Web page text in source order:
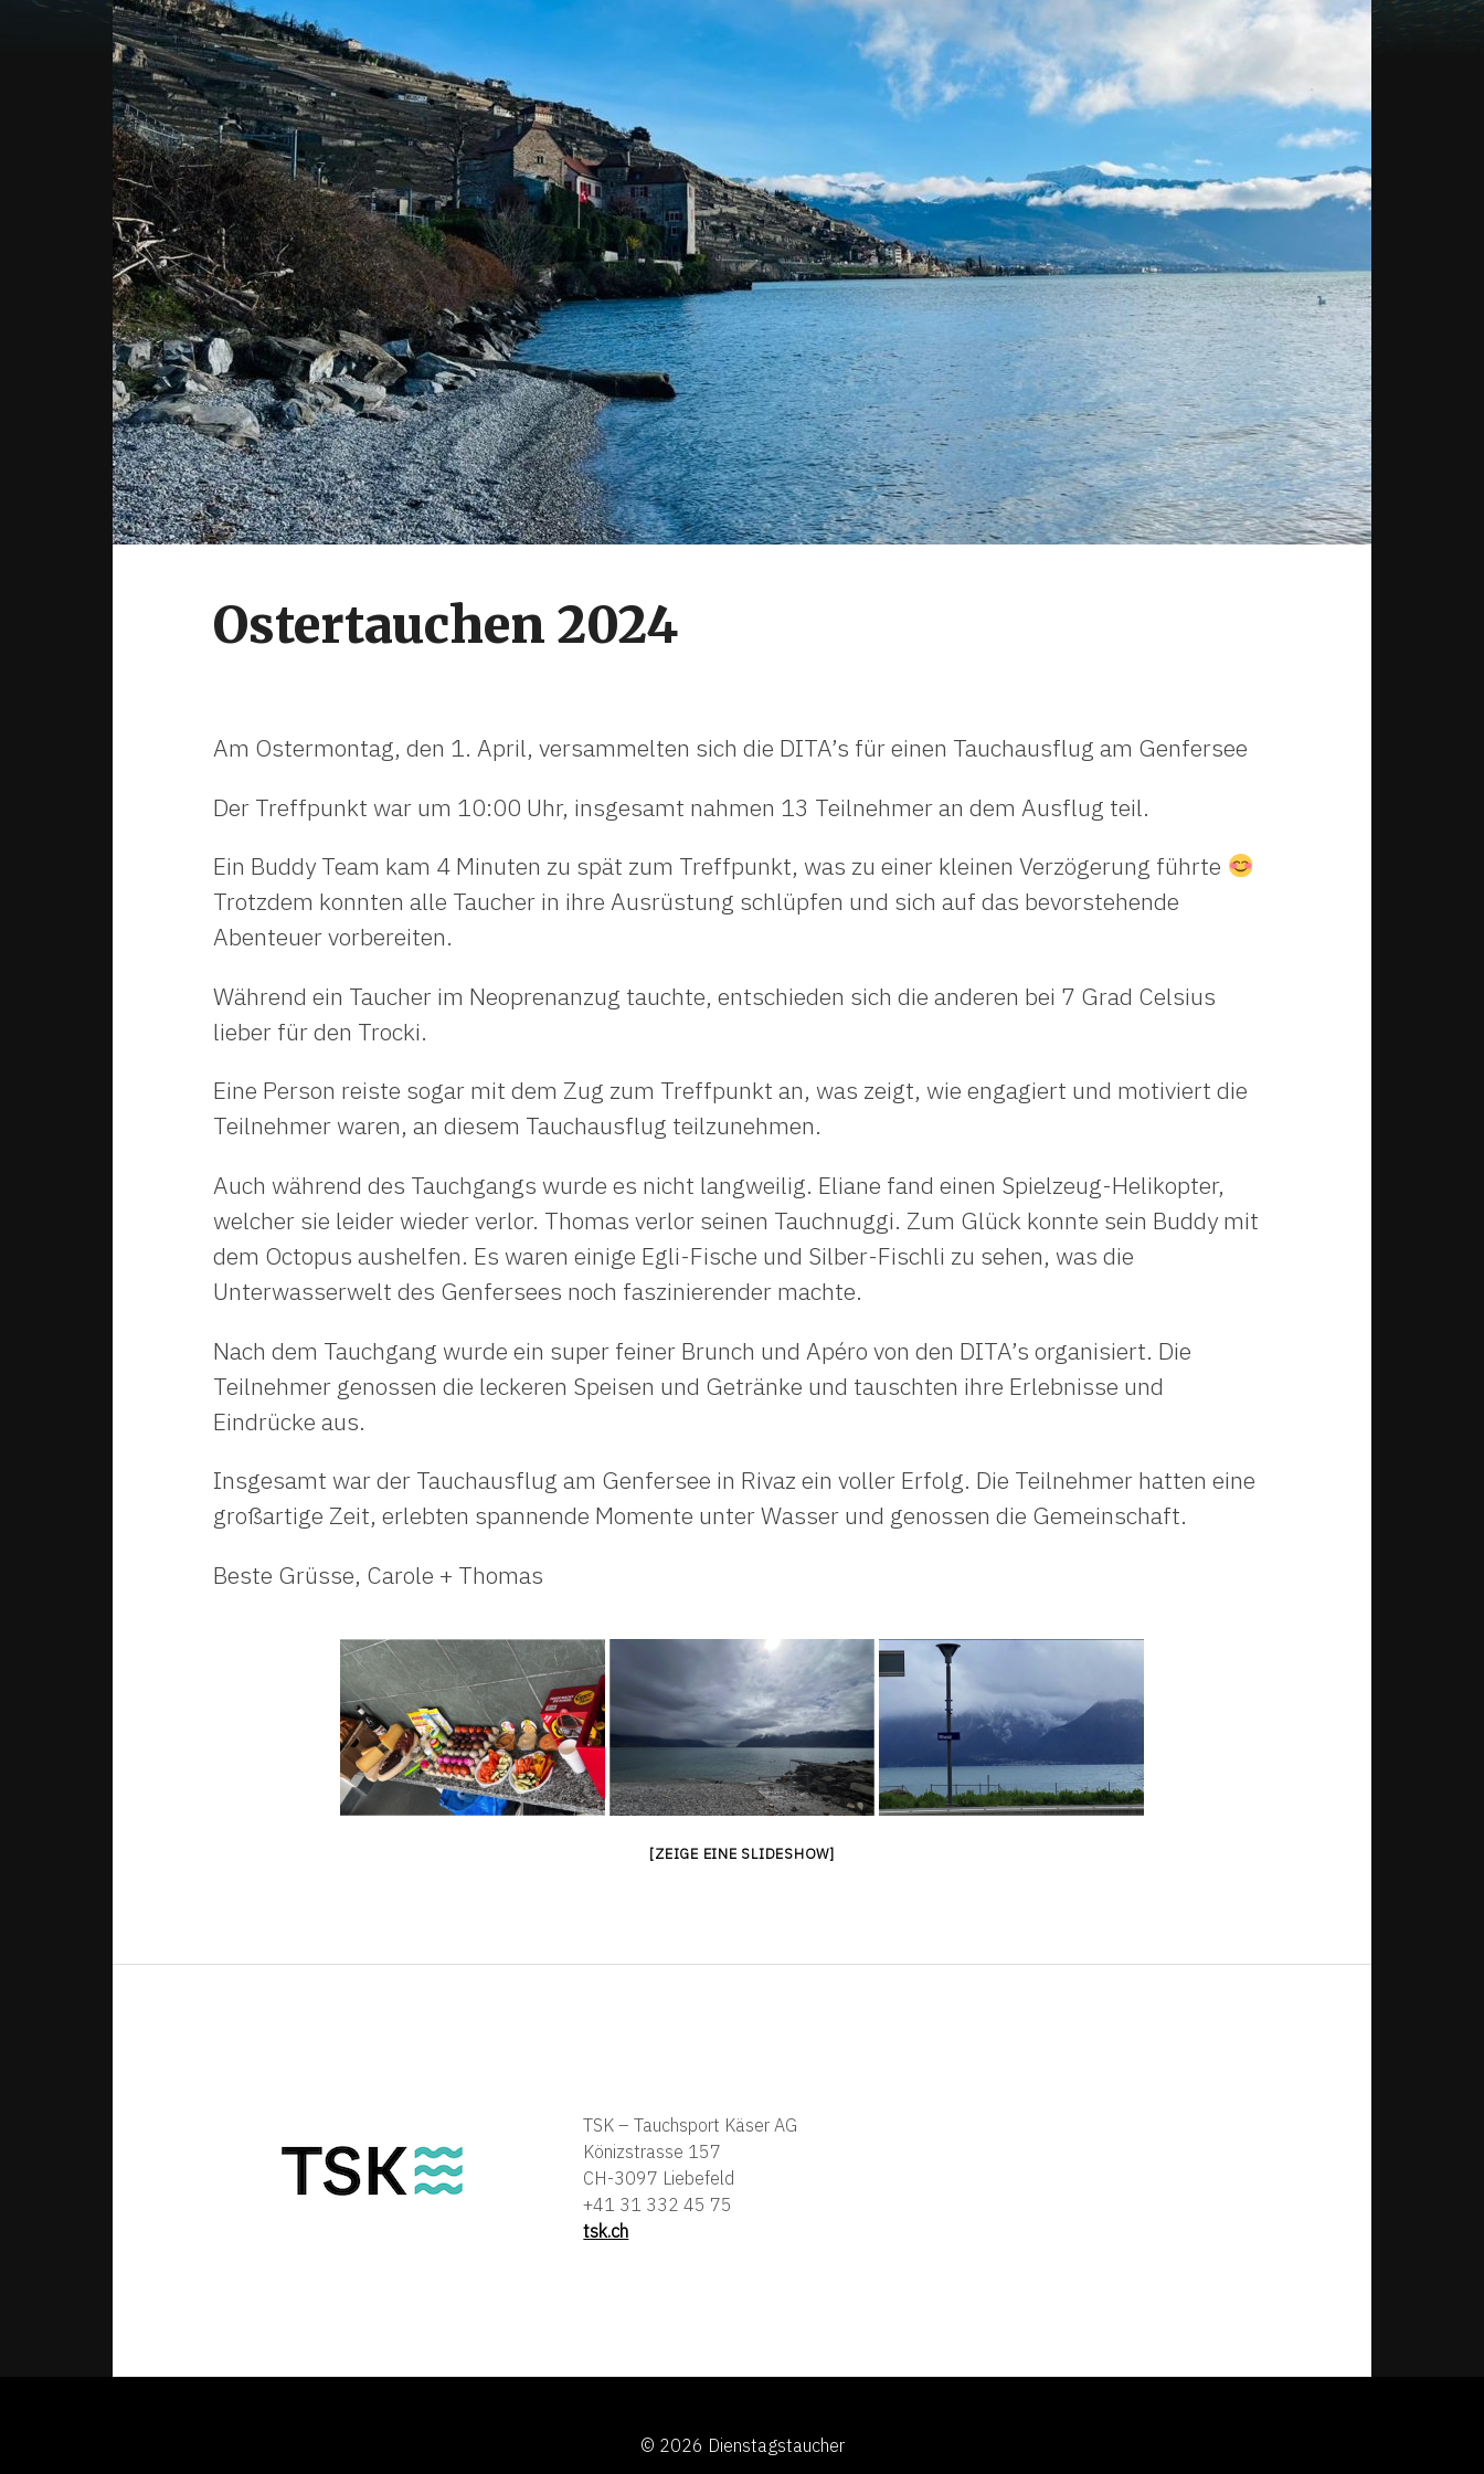
Ostertauchen 2024
Am Ostermontag, den 1. April, versammelten sich die DITA’s für einen Tauchausflug am Genfersee
Der Treffpunkt war um 10:00 Uhr, insgesamt nahmen 13 Teilnehmer an dem Ausflug teil.
Ein Buddy Team kam 4 Minuten zu spät zum Treffpunkt, was zu einer kleinen Verzögerung führte
Trotzdem konnten alle Taucher in ihre Ausrüstung schlüpfen und sich auf das bevorstehende
Abenteuer vorbereiten.
Während ein Taucher im Neoprenanzug tauchte, entschieden sich die anderen bei 7 Grad Celsius
lieber für den Trocki.
Eine Person reiste sogar mit dem Zug zum Treffpunkt an, was zeigt, wie engagiert und motiviert die
Teilnehmer waren, an diesem Tauchausflug teilzunehmen.
Auch während des Tauchgangs wurde es nicht langweilig. Eliane fand einen Spielzeug-Helikopter,
welcher sie leider wieder verlor. Thomas verlor seinen Tauchnuggi. Zum Glück konnte sein Buddy mit
dem Octopus aushelfen. Es waren einige Egli-Fische und Silber-Fischli zu sehen, was die
Unterwasserwelt des Genfersees noch faszinierender machte.
Nach dem Tauchgang wurde ein super feiner Brunch und Apéro von den DITA’s organisiert. Die
Teilnehmer genossen die leckeren Speisen und Getränke und tauschten ihre Erlebnisse und
Eindrücke aus.
Insgesamt war der Tauchausflug am Genfersee in Rivaz ein voller Erfolg. Die Teilnehmer hatten eine
großartige Zeit, erlebten spannende Momente unter Wasser und genossen die Gemeinschaft.
Beste Grüsse, Carole + Thomas
[ZEIGE EINE SLIDESHOW]
TSK – Tauchsport Käser AG
Könizstrasse 157
CH-3097 Liebefeld
+41 31 332 45 75
tsk.ch
© 2026 Dienstagstaucher